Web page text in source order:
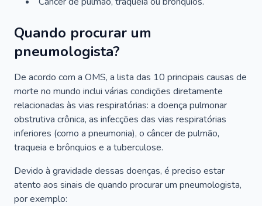
Quando procurar um
pneumologista?
De acordo com a OMS, a lista das 10 principais causas de
morte no mundo inclui várias condições diretamente
relacionadas às vias respiratórias: a doença pulmonar
obstrutiva crônica, as infecções das vias respiratórias
inferiores (como a pneumonia), o câncer de pulmão,
traqueia e brônquios e a tuberculose.
Devido à gravidade dessas doenças, é preciso estar
atento aos sinais de quando procurar um pneumologista,
por exemplo: